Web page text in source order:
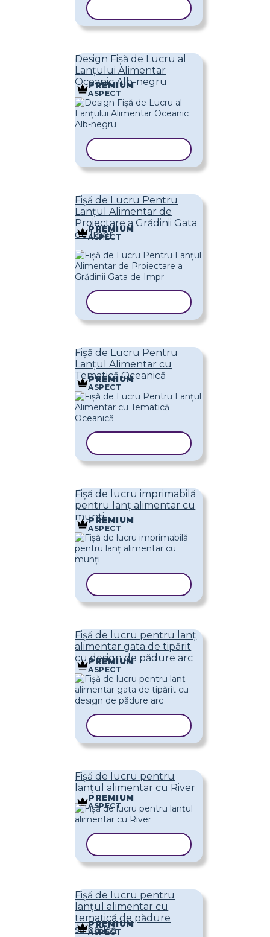
Design Fișă de Lucru al
Lanțului Alimentar
Oceanic Alb-negru
PREMIUM
ASPECT
Fișă de Lucru Pentru
Lanțul Alimentar de
Proiectare a Grădinii Gata
de Impr
PREMIUM
ASPECT
Fișă de Lucru Pentru
Lanțul Alimentar cu
Tematică Oceanică
PREMIUM
ASPECT
Fișă de lucru imprimabilă
pentru lanț alimentar cu
munți
PREMIUM
ASPECT
Fișă de lucru pentru lanț
alimentar gata de tipărit
cu design de pădure arc
PREMIUM
ASPECT
Fișă de lucru pentru
lanțul alimentar cu River
PREMIUM
ASPECT
Fișă de lucru pentru
lanțul alimentar cu
tematică de pădure
sălbatică
PREMIUM
ASPECT